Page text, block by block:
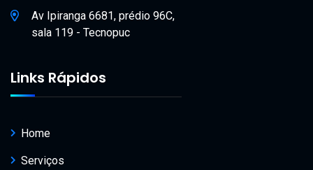
Av Ipiranga 6681, prédio 96C,
sala 119 - Tecnopuc
Links Rápidos
Home
Serviços